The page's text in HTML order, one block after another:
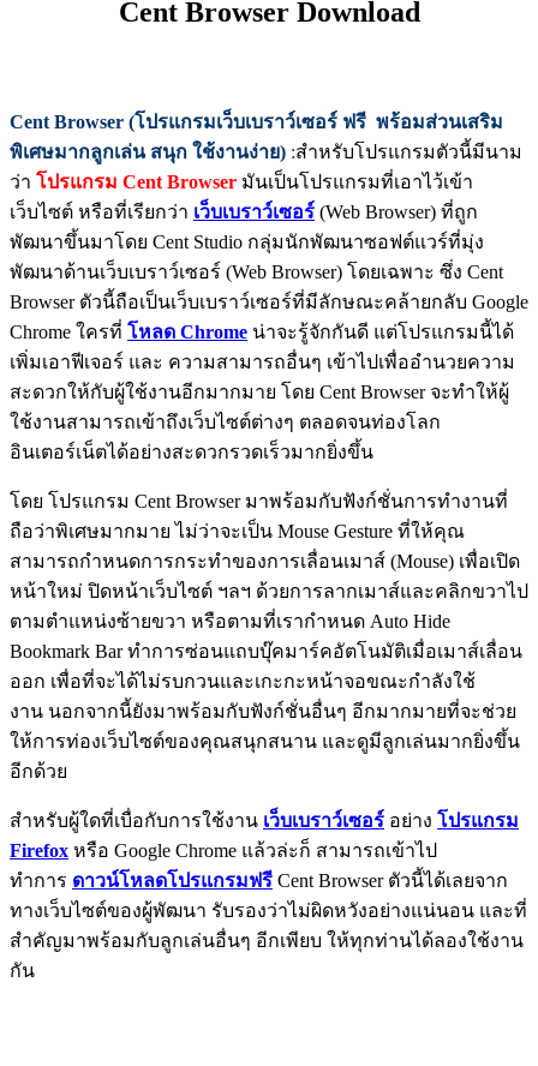
Cent Browser Download
Cent Browser (โปรแกรมเว็บเบราว์เซอร์ ฟรี พร้อมส่วนเสริม
พิเศษมากลูกเล่น สนุก ใช้งานง่าย) :สำหรับโปรแกรมตัวนี้มีนาม
ว่า โปรแกรม Cent Browser มันเป็นโปรแกรมที่เอาไว้เข้า
เว็บไซต์ หรือที่เรียกว่า เว็บเบราว์เซอร์ (Web Browser) ที่ถูก
พัฒนาขึ้นมาโดย Cent Studio กลุ่มนักพัฒนาซอฟต์แวร์ที่มุ่ง
พัฒนาด้านเว็บเบราว์เซอร์ (Web Browser) โดยเฉพาะ ซึ่ง Cent
Browser ตัวนี้ถือเป็นเว็บเบราว์เซอร์ที่มีลักษณะคล้ายกลับ Google
Chrome ใครที่ โหลด Chrome น่าจะรู้จักกันดี แต่โปรแกรมนี้ได้
เพิ่มเอาฟีเจอร์ และ ความสามารถอื่นๆ เข้าไปเพื่ออำนวยความ
สะดวกให้กับผู้ใช้งานอีกมากมาย โดย Cent Browser จะทำให้ผู้
ใช้งานสามารถเข้าถึงเว็บไซต์ต่างๆ ตลอดจนท่องโลก
อินเตอร์เน็ตได้อย่างสะดวกรวดเร็วมากยิ่งขึ้น
โดย โปรแกรม Cent Browser มาพร้อมกับฟังก์ชั่นการทำงานที่
ถือว่าพิเศษมากมาย ไม่ว่าจะเป็น Mouse Gesture ที่ให้คุณ
สามารถกำหนดการกระทำของการเลื่อนเมาส์ (Mouse) เพื่อเปิด
หน้าใหม่ ปิดหน้าเว็บไซต์ ฯลฯ ด้วยการลากเมาส์และคลิกขวาไป
ตามตำแหน่งซ้ายขวา หรือตามที่เรากำหนด Auto Hide
Bookmark Bar ทำการซ่อนแถบบุ๊คมาร์คอัตโนมัติเมื่อเมาส์เลื่อน
ออก เพื่อที่จะได้ไม่รบกวนและเกะกะหน้าจอขณะกำลังใช้
งาน นอกจากนี้ยังมาพร้อมกับฟังก์ชั่นอื่นๆ อีกมากมายที่จะช่วย
ให้การท่องเว็บไซต์ของคุณสนุกสนาน และดูมีลูกเล่นมากยิ่งขึ้น
อีกด้วย
สำหรับผู้ใดที่เบื่อกับการใช้งาน เว็บเบราว์เซอร์ อย่าง โปรแกรม
Firefox หรือ Google Chrome แล้วล่ะก็ สามารถเข้าไป
ทำการ ดาวน์โหลดโปรแกรมฟรี Cent Browser ตัวนี้ได้เลยจาก
ทางเว็บไซต์ของผู้พัฒนา รับรองว่าไม่ผิดหวังอย่างแน่นอน และที่
สำคัญมาพร้อมกับลูกเล่นอื่นๆ อีกเพียบ ให้ทุกท่านได้ลองใช้งาน
กัน